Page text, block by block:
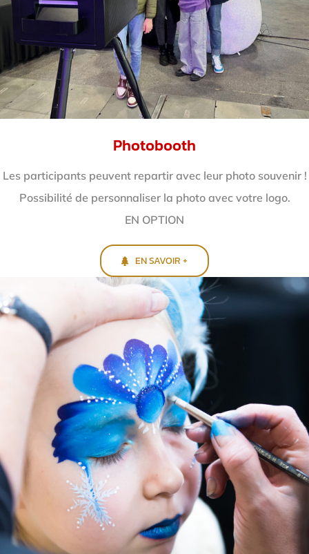
Photobooth
Les participants peuvent repartir avec leur photo souvenir !
Possibilité de personnaliser la photo avec votre logo.
EN OPTION
EN SAVOIR +